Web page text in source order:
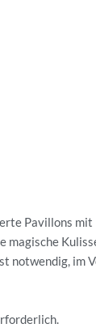
Pavillons mit
magische
notwendig, im